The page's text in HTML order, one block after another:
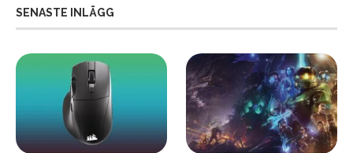
SENASTE INLÄGG